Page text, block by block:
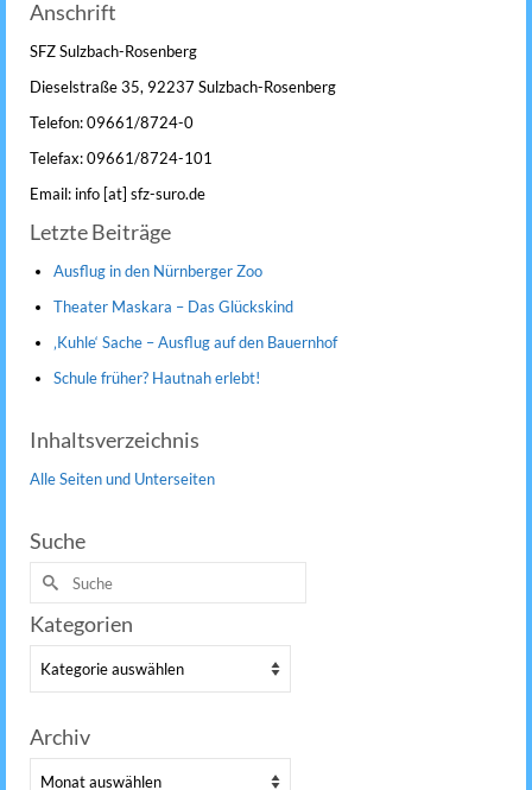
Anschrift
SFZ Sulzbach-Rosenberg
Dieselstraße 35, 92237 Sulzbach-Rosenberg
Telefon: 09661/8724-0
Telefax: 09661/8724-101
Email: info [at] sfz-suro.de
Letzte Beiträge
Ausflug in den Nürnberger Zoo
Theater Maskara – Das Glückskind
‚Kuhle‘ Sache – Ausflug auf den Bauernhof
Schule früher? Hautnah erlebt!
Inhaltsverzeichnis
Alle Seiten und Unterseiten
Suche
Suche
nach:
Kategorien
Kategorien
Archiv
Archiv